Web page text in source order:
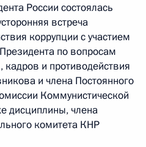
России состоялась
встреча
коррупции с участием
по вопросам
кадров и противодействия
и члена Постоянного
Коммунистической
дисциплины, члена
комитета КНР